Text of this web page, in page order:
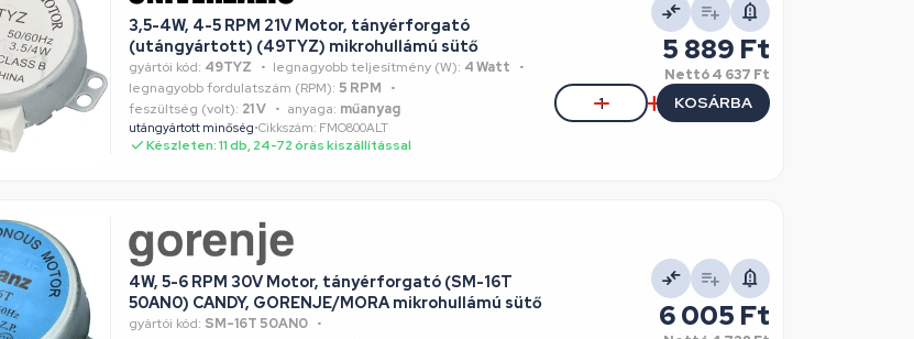
3,5-4W, 4-5 RPM 21V Motor, tányérforgató
(utángyártott) (49TYZ) mikrohullámú sütő
gyártói kód: 49TYZ legnagyobb teljesítmény (W): 4 Watt
legnagyobb fordulatszám (RPM): 5 RPM
feszültség (volt): 21 V anyaga: műanyag
utángyártott minőség•Cikkszám: FMO800ALT
Készleten: 11 db, 24-72 órás kiszállítással
5 889 Ft
Nettó4 637 Ft
KOSÁRBA
4W, 5-6 RPM 30V Motor, tányérforgató (SM-16T
50AN0) CANDY, GORENJE/MORA mikrohullámú sütő
gyártói kód: SM-16T 50AN0
6 005 Ft